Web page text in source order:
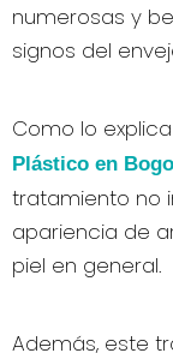
numerosas y
signos del
Como lo
Plástico en
tratamiento no
apariencia de
piel en general.
Además, este